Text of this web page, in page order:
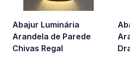
Abajur Luminária
Arandela de Parede
Chivas Regal